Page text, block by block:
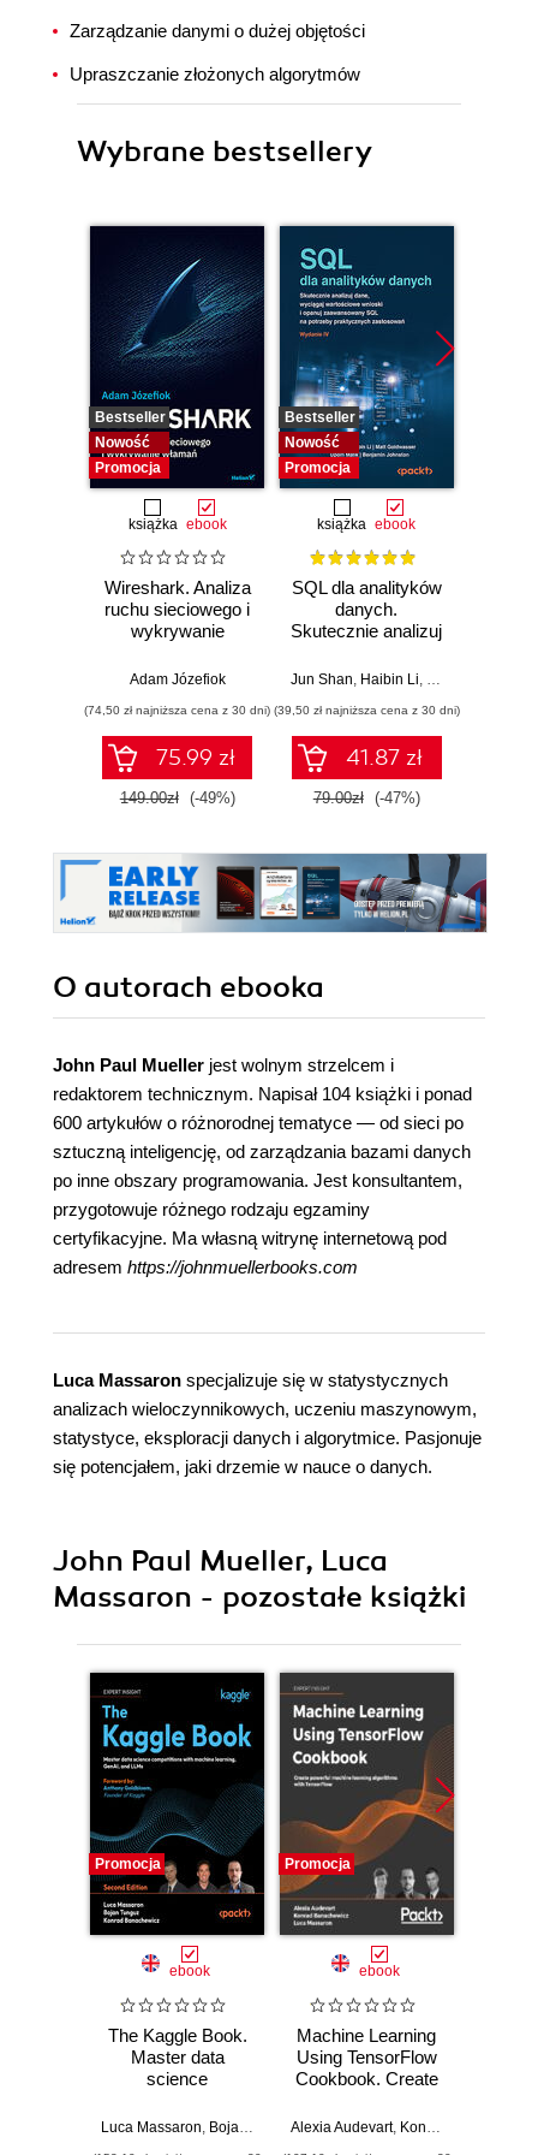
Zarządzanie danymi o dużej objętości
Upraszczanie złożonych algorytmów
Wybrane bestsellery
Bestseller
Nowość
Promocja
książka ebook
Wireshark. Analiza
ruchu sieciowego i
wykrywanie
Adam Józefiok
(74,50 zł najniższa cena z 30 dni)
75.99 zł
149.00zł (-49%)
Bestseller
Nowość
Promocja
książka ebook
SQL dla analityków
danych.
Skutecznie analizuj
wartościowe
zaawansowany
SQL na potrzeby
praktycznych
zastosowań.
Wydanie IV
Jun Shan, Haibin Li, Matt Goldwasser
(39,50 zł najniższa cena z 30 dni)
41.87 zł
79.00zł (-47%)
O autorach ebooka
John Paul Mueller jest wolnym strzelcem i
redaktorem technicznym. Napisał 104 książki i ponad
600 artykułów o różnorodnej tematyce — od sieci po
sztuczną inteligencję, od zarządzania bazami danych
po inne obszary programowania. Jest konsultantem,
przygotowuje różnego rodzaju egzaminy
certyfikacyjne. Ma własną witrynę internetową pod
adresem https://johnmuellerbooks.com
Luca Massaron specjalizuje się w statystycznych
analizach wieloczynnikowych, uczeniu maszynowym,
statystyce, eksploracji danych i algorytmice. Pasjonuje
się potencjałem, jaki drzemie w nauce o danych.
John Paul Mueller, Luca
Massaron - pozostałe książki
Promocja
ebook
The Kaggle Book.
Master data
science
machine learning,
Luca Massaron Bojan Tunguz ,Konrad Banachewicz
Promocja
ebook
Machine Learning
Using TensorFlow
Cookbook. Create
learning algorithms
Alexia Audevart, Konrad Banachewicz